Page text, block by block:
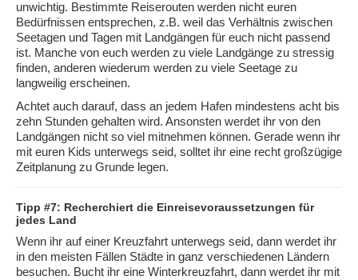
unwichtig. Bestimmte Reiserouten werden nicht euren
Bedürfnissen entsprechen, z.B. weil das Verhältnis zwischen
Seetagen und Tagen mit Landgängen für euch nicht passend
ist. Manche von euch werden zu viele Landgänge zu stressig
finden, anderen wiederum werden zu viele Seetage zu
langweilig erscheinen.
Achtet auch darauf, dass an jedem Hafen mindestens acht bis
zehn Stunden gehalten wird. Ansonsten werdet ihr von den
Landgängen nicht so viel mitnehmen können. Gerade wenn ihr
mit euren Kids unterwegs seid, solltet ihr eine recht großzügige
Zeitplanung zu Grunde legen.
Tipp #7: Recherchiert die Einreisevoraussetzungen für
jedes Land
Wenn ihr auf einer Kreuzfahrt unterwegs seid, dann werdet ihr
in den meisten Fällen Städte in ganz verschiedenen Ländern
besuchen. Bucht ihr eine Winterkreuzfahrt, dann werdet ihr mit